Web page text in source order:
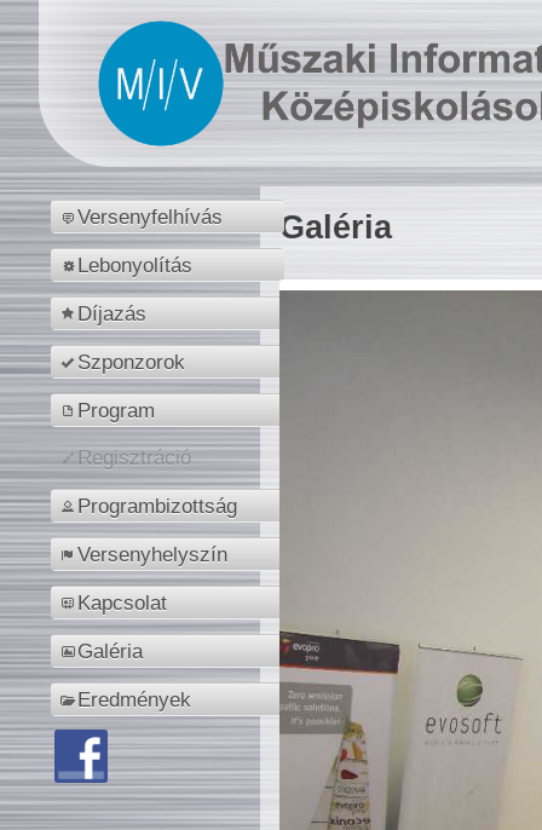
Versenyfelhívás
Lebonyolítás
Díjazás
Szponzorok
Program
Regisztráció
Programbizottság
Versenyhelyszín
Kapcsolat
Galéria
Eredmények
Galéria